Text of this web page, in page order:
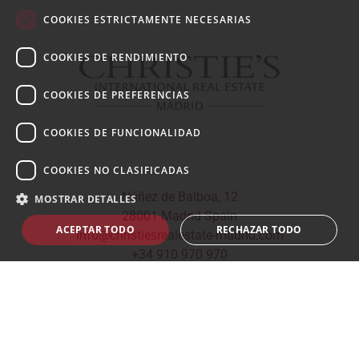
Núñez de Balboa, 12
28001 Madrid Spain
info@christiesrealestate-madrid.com
+34 910 970 970
COOKIES ESTRICTAMENTE NECESARIAS
COOKIES DE RENDIMIENTO
COOKIES DE PREFERENCIAS
COOKIES DE FUNCIONALIDAD
COOKIES NO CLASIFICADAS
MOSTRAR DETALLES
ACEPTAR TODO RECHAZAR TODO